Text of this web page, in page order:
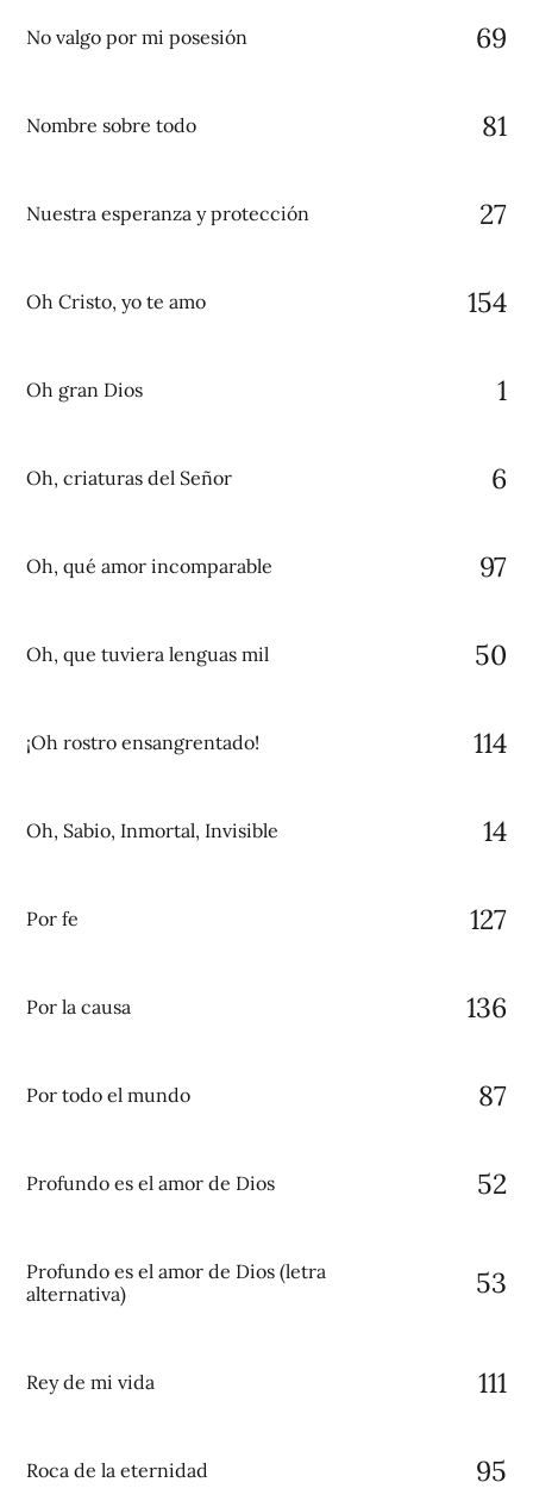
No valgo por mi posesión 69
Nombre sobre todo 81
Nuestra esperanza y protección 27
Oh Cristo, yo te amo 154
Oh gran Dios 1
Oh, criaturas del Señor 6
Oh, qué amor incomparable 97
Oh, que tuviera lenguas mil 50
¡Oh rostro ensangrentado! 114
Oh, Sabio, Inmortal, Invisible 14
Por fe 127
Por la causa 136
Por todo el mundo 87
Profundo es el amor de Dios 52
Profundo es el amor de Dios (letra
alternativa)
53
Rey de mi vida 111
Roca de la eternidad 95